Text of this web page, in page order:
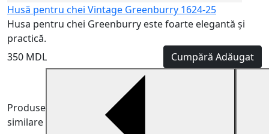
Husă pentru chei Vintage Greenburry 1624-25
Husa pentru chei Greenburry este foarte elegantă și
practică.
350 MDL
Cumpără Adăugat
Produse
similare